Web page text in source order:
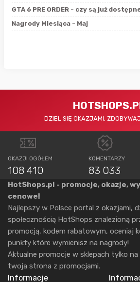
GTA 6 PRE ORDER - czy są już
Nagrody Miesiąca - Maj
DZIEL SIĘ OKAZJAMI,
OKAZJI OGÓŁEM
108 410
KOMENTARZY
83 033
HotShops.pl - promocje, okazje,
cenowe!
Najlepszy w Polsce portal z okazjami,
społecznością HotShops znalezioną
promocją, kodem rabatowym, oceniaj
punkty które wymienisz na nagrody!
Aktualne promocje w sklepach tylko
twoja strona z promocjami.
Informacje